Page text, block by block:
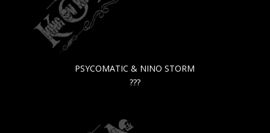
PSYCOMATIC & NINO STORM
???